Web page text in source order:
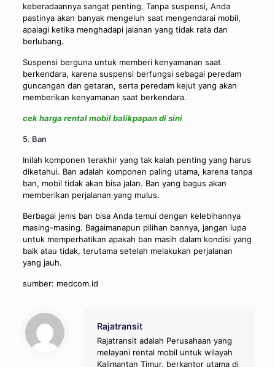
keberadaannya sangat penting. Tanpa suspensi, Anda
pastinya akan banyak mengeluh saat mengendarai mobil,
apalagi ketika menghadapi jalanan yang tidak rata dan
berlubang.
Suspensi berguna untuk memberi kenyamanan saat
berkendara, karena suspensi berfungsi sebagai peredam
guncangan dan getaran, serta peredam kejut yang akan
memberikan kenyamanan saat berkendara.
cek harga rental mobil balikpapan di sini
5. Ban
Inilah komponen terakhir yang tak kalah penting yang harus
diketahui. Ban adalah komponen paling utama, karena tanpa
ban, mobil tidak akan bisa jalan. Ban yang bagus akan
memberikan perjalanan yang mulus.
Berbagai jenis ban bisa Anda temui dengan kelebihannya
masing-masing. Bagaimanapun pilihan bannya, jangan lupa
untuk memperhatikan apakah ban masih dalam kondisi yang
baik atau tidak, terutama setelah melakukan perjalanan
yang jauh.
sumber: medcom.id
Rajatransit
Rajatransit adalah Perusahaan yang
melayani rental mobil untuk wilayah
Kalimantan Timur, berkantor utama di